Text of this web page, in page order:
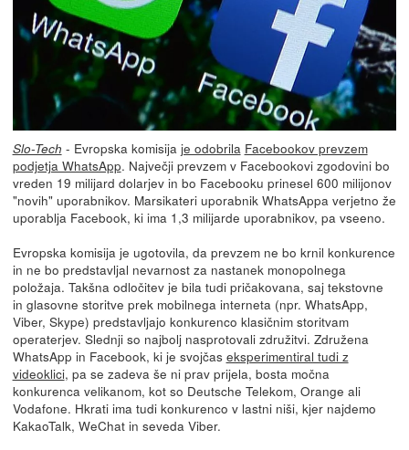
Slo-Tech - Evropska komisija je odobrila Facebookov prevzem
podjetja WhatsApp. Največji prevzem v Facebookovi zgodovini bo
vreden 19 milijard dolarjev in bo Facebooku prinesel 600 milijonov
"novih" uporabnikov. Marsikateri uporabnik WhatsAppa verjetno že
uporablja Facebook, ki ima 1,3 milijarde uporabnikov, pa vseeno.
Evropska komisija je ugotovila, da prevzem ne bo krnil konkurence
in ne bo predstavljal nevarnost za nastanek monopolnega
položaja. Takšna odločitev je bila tudi pričakovana, saj tekstovne
in glasovne storitve prek mobilnega interneta (npr. WhatsApp,
Viber, Skype) predstavljajo konkurenco klasičnim storitvam
operaterjev. Slednji so najbolj nasprotovali združitvi. Združena
WhatsApp in Facebook, ki je svojčas eksperimentiral tudi z
videoklici, pa se zadeva še ni prav prijela, bosta močna
konkurenca velikanom, kot so Deutsche Telekom, Orange ali
Vodafone. Hkrati ima tudi konkurenco v lastni niši, kjer najdemo
KakaoTalk, WeChat in seveda Viber.